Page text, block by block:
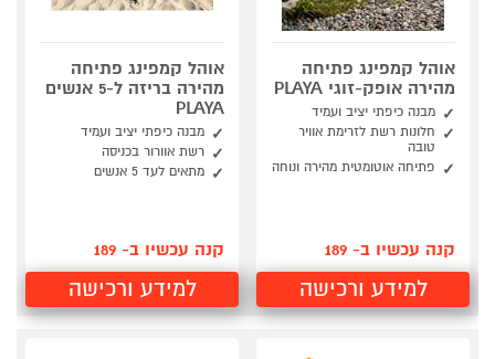
אוהל קמפינג פתיחה
מהירה אופק-זוגי PLAYA
מבנה כיפתי יציב ועמיד
חלונות רשת לזרימת אוויר
טובה
פתיחה אוטומטית מהירה ונוחה
קנה עכשיו ב- 189
למידע ורכישה
אוהל קמפינג פתיחה
מהירה בריזה ל-5 אנשים
PLAYA
מבנה כיפתי יציב ועמיד
רשת אוורור בכניסה
מתאים לעד 5 אנשים
קנה עכשיו ב- 189
למידע ורכישה